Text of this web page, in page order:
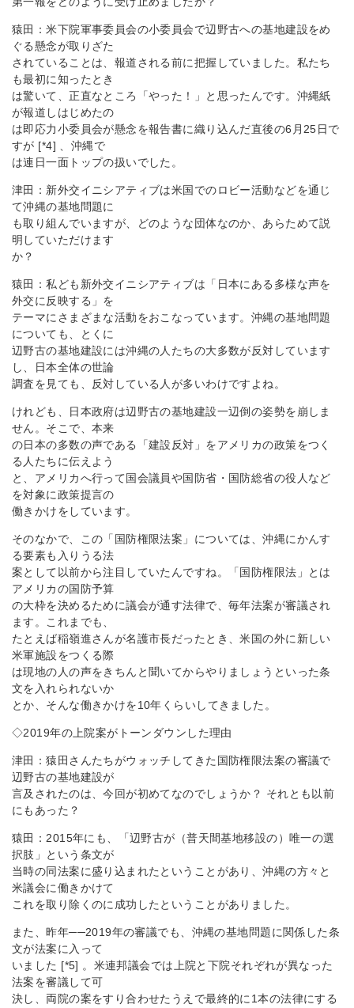
猿田：米下院軍事委員会の小委員会で辺野古への基地建設をめ
ぐる懸念が取りざた
されていることは、報道される前に把握していました。私たち
も最初に知ったとき
は驚いて、正直なところ「やった！」と思ったんです。沖縄紙
が報道しはじめたの
は即応力小委員会が懸念を報告書に織り込んだ直後の6月25日で
すが [*4] 、沖縄で
は連日一面トップの扱いでした。
津田：新外交イニシアティブは米国でのロビー活動などを通じ
て沖縄の基地問題に
も取り組んでいますが、どのような団体なのか、あらためて説
明していただけます
か？
猿田：私ども新外交イニシアティブは「日本にある多様な声を
外交に反映する」を
テーマにさまざまな活動をおこなっています。沖縄の基地問題
についても、とくに
辺野古の基地建設には沖縄の人たちの大多数が反対しています
し、日本全体の世論
調査を見ても、反対している人が多いわけですよね。
けれども、日本政府は辺野古の基地建設一辺倒の姿勢を崩しま
せん。そこで、本来
の日本の多数の声である「建設反対」をアメリカの政策をつく
る人たちに伝えよう
と、アメリカへ行って国会議員や国防省・国防総省の役人など
を対象に政策提言の
働きかけをしています。
そのなかで、この「国防権限法案」については、沖縄にかんす
る要素も入りうる法
案として以前から注目していたんですね。「国防権限法」とは
アメリカの国防予算
の大枠を決めるために議会が通す法律で、毎年法案が審議され
ます。これまでも、
たとえば稲嶺進さんが名護市長だったとき、米国の外に新しい
米軍施設をつくる際
は現地の人の声をきちんと聞いてからやりましょうといった条
文を入れられないか
とか、そんな働きかけを10年くらいしてきました。
◇2019年の上院案がトーンダウンした理由
津田：猿田さんたちがウォッチしてきた国防権限法案の審議で
辺野古の基地建設が
言及されたのは、今回が初めてなのでしょうか？ それとも以前
にもあった？
猿田：2015年にも、「辺野古が（普天間基地移設の）唯一の選
択肢」という条文が
当時の同法案に盛り込まれたということがあり、沖縄の方々と
米議会に働きかけて
これを取り除くのに成功したということがありました。
また、昨年──2019年の審議でも、沖縄の基地問題に関係した条
文が法案に入って
いました [*5] 。米連邦議会では上院と下院それぞれが異なった
法案を審議して可
決し、両院の案をすり合わせたうえで最終的に1本の法律にする